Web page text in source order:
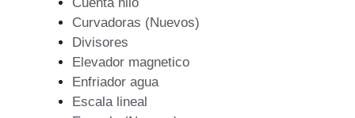
Curvadoras (Nuevos)
Divisores
Elevador magnetico
Enfriador agua
Escala lineal